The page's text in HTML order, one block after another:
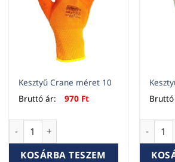
Kesztyű Crane méret 10
Bruttó ár:
970 Ft
Kesztyű Crane méret 10 mennyiség
KOSÁRBA TESZEM